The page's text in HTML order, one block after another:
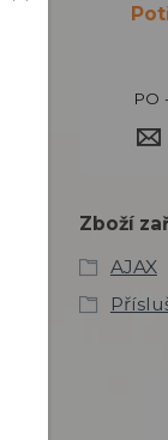
PO
Zboží
AJAX